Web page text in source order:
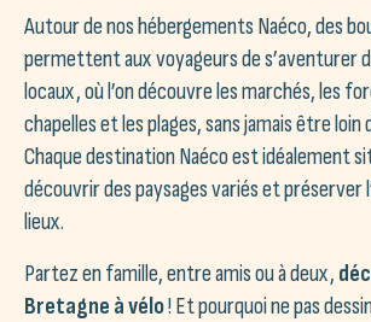
Autour de nos hébergements Naéco, des
permettent aux voyageurs de s’aventurer
locaux, où l’on découvre les marchés, les
chapelles et les plages, sans jamais être
Chaque destination Naéco est idéalement
découvrir des paysages variés et préserver
lieux.
Partez en famille, entre amis ou à deux,
Bretagne à vélo! Et pourquoi ne pas